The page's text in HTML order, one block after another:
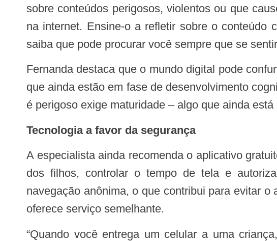
sobre conteúdos perigosos, violentos ou que
na internet. Ensine-o a refletir sobre o conteúdo
saiba que pode procurar você sempre que se
Fernanda destaca que o mundo digital pode confundir até mesmo os adultos, e isso se intensifica para crianças e adolescentes,
que ainda estão em fase de desenvolvimento
é perigoso exige maturidade – algo que ainda
Tecnologia a favor da segurança
A especialista ainda recomenda o aplicativo
dos filhos, controlar o tempo de tela e
navegação anônima, o que contribui para evitar
oferece serviço semelhante.
“Quando você entrega um celular a uma criança, ele precisa vir com regras claras e com uma configuração que permita o